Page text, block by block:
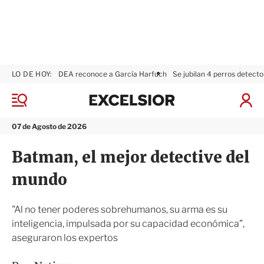
M
n
07 de Agosto de 2026
LO DE HOY: DEA reconoce a García Harfuch Se jubilan 4 perros
I
i
a
x
i
Batman, el mejor detective del
mundo
"Al no tener poderes sobrehumanos, su arma es su
inteligencia, impulsada por su capacidad económica”,
aseguraron los expertos